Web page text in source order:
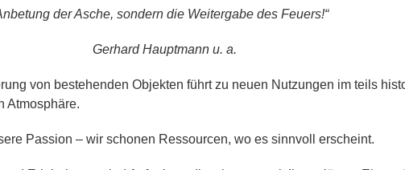
der Asche, sondern die Weitergabe des Feuers!“
u. a.
von bestehenden Objekten führt zu neuen Nutzungen im teils
Atmosphäre.
Passion – wir schonen Ressourcen, wo es sinnvoll erscheint.